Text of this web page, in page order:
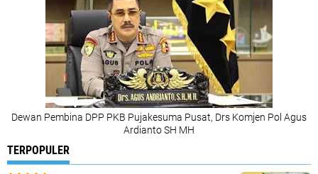
Dewan Pembina DPP PKB Pujakesuma Pusat, Drs Komjen Pol Agus
Ardianto SH MH
TERPOPULER